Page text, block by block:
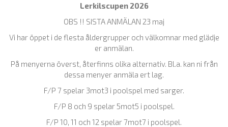
Lerkilscupen 2026
OBS !! SISTA ANMÄLAN 23 maj
Vi har öppet i de flesta åldergrupper och välkomnar med glädje
er anmälan.
På menyerna överst, återfinns olika alternativ. Bl.a. kan ni från
dessa menyer anmäla ert lag.
F/P 7 spelar 3mot3 i poolspel med sarger.
F/P 8 och 9 spelar 5mot5 i poolspel.
F/P 10, 11 och 12 spelar 7mot7 i poolspel.